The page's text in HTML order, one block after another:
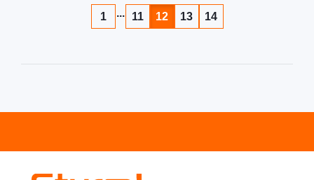
1 ... 11 12 13 14